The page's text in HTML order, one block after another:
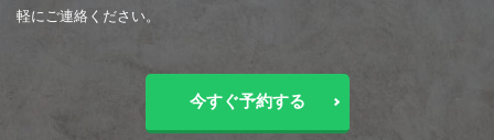
軽にご連絡ください。
今すぐ予約する